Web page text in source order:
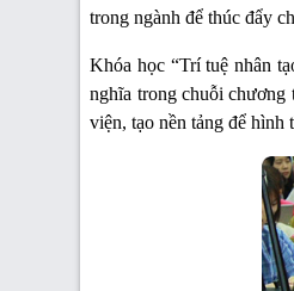
trong ngành để thúc đẩy
Khóa học “Trí tuệ nhân
nghĩa trong chuỗi
viện, tạo nền tảng để